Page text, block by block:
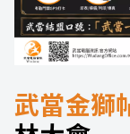
武當金獅